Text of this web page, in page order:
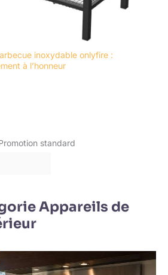
inoxydable onlyfire :
à l’honneur
Appareils de